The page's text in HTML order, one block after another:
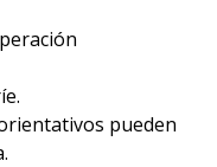
pueden